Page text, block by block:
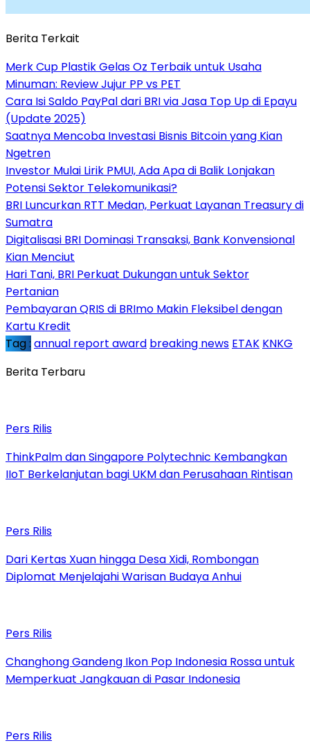
Berita Terkait
Merk Cup Plastik Gelas Oz Terbaik untuk Usaha
Minuman: Review Jujur PP vs PET
Cara Isi Saldo PayPal dari BRI via Jasa Top Up di Epayu
(Update 2025)
Saatnya Mencoba Investasi Bisnis Bitcoin yang Kian
Ngetren
Investor Mulai Lirik PMUI, Ada Apa di Balik Lonjakan
Potensi Sektor Telekomunikasi?
BRI Luncurkan RTT Medan, Perkuat Layanan Treasury di
Sumatra
Digitalisasi BRI Dominasi Transaksi, Bank Konvensional
Kian Menciut
Hari Tani, BRI Perkuat Dukungan untuk Sektor
Pertanian
Pembayaran QRIS di BRImo Makin Fleksibel dengan
Kartu Kredit
Tag : annual report award breaking news ETAK KNKG
Berita Terbaru
Pers Rilis
ThinkPalm dan Singapore Polytechnic Kembangkan
IIoT Berkelanjutan bagi UKM dan Perusahaan Rintisan
Pers Rilis
Dari Kertas Xuan hingga Desa Xidi, Rombongan
Diplomat Menjelajahi Warisan Budaya Anhui
Pers Rilis
Changhong Gandeng Ikon Pop Indonesia Rossa untuk
Memperkuat Jangkauan di Pasar Indonesia
Pers Rilis